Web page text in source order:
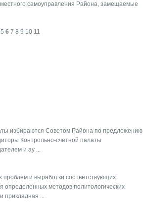
самоуправления Района, замещаемые
5 6 7 8 9 10 11
избираются Советом Района по предложению
Контрольно-счетной палаты
и ау ...
проблем и выработки соответствующих
методов политологических
прикладная ...